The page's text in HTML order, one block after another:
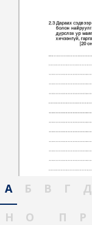
А Б В Г Д
Н
О П Р